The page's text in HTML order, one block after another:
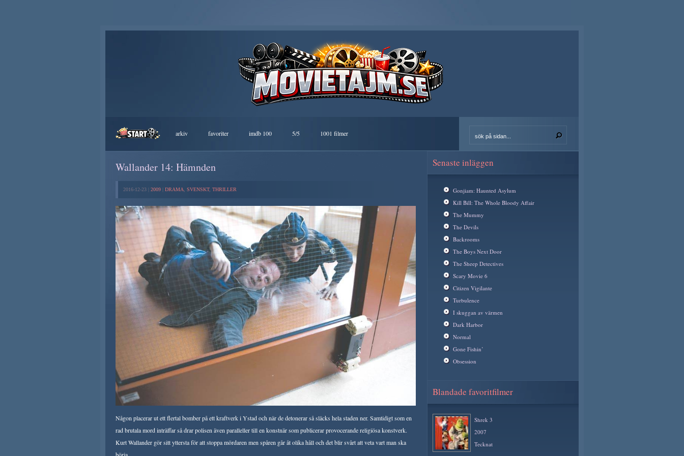
arkiv favoriter imdb 100 5/5 1001 filmer
Wallander 14: Hämnden
2016-12-23 | 2009 DRAMA SVENSKT, THRILLER
Någon placerar ut ett flertal bomber på ett kraftverk i Ystad och när de detonerar så släcks hela staden ner. Samtidigt som en
rad brutala mord inträffar så drar polisen även paralleller till en konstnär som publicerar provocerande religiösa konstverk.
Kurt Wallander gör sitt yttersta för att stoppa mördaren men spåren går åt olika håll och det blir svårt att veta vart man ska
Senaste inläggen
Gonjiam: Haunted Asylum
Kill Bill: The Whole Bloody Affair
The Mummy
The Devils
Backrooms
The Boys Next Door
The Sheep Detectives
Scary Movie 6
Citizen Vigilante
Turbulence
I skuggan av värmen
Dark Harbor
Normal
Gone Fishin’
Obsession
Blandade favoritfilmer
Shrek 3
2007
Tecknat